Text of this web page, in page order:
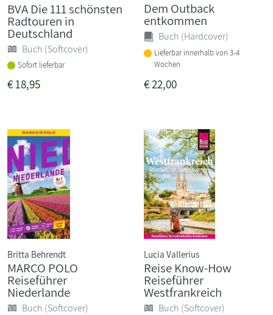
BVA Die 111 schönsten
Radtouren in
Deutschland
Buch (Softcover)
Sofort lieferbar
€18,95
Dem Outback
entkommen
Buch (Hardcover)
Lieferbar innerhalb von 3-4
Wochen
€22,00
Britta Behrendt
MARCO POLO
Reiseführer
Niederlande
Buch (Softcover)
Lucia Vallerius
Reise Know-How
Reiseführer
Westfrankreich
Buch (Softcover)